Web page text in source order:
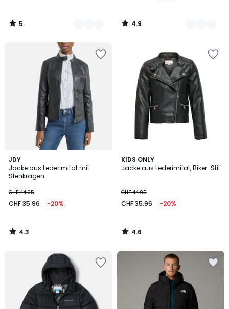
5
/
4.9
/
JDY
Jacke aus Lederimitat mit
Stehkragen
CHF 44.95
CHF 35.96 -20%
4.3
/ 5
4.3
/
KIDS ONLY
Jacke aus Lederimitat, Biker-Stil
CHF 44.95
CHF 35.96 -20%
4.6
/ 5
4.6
/